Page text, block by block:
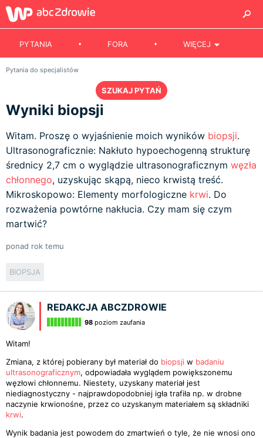
PYTANIA FORA WIĘCEJ
Pytania do specjalistów
SZUKAJ PYTAŃ
Wyniki biopsji
Witam. Proszę o wyjaśnienie moich wyników biopsji.
Ultrasonograficznie: Nakłuto hypoechogenną strukturę
średnicy 2,7 cm o wyglądzie ultrasonograficznym węzła
chłonnego, uzyskując skąpą, nieco krwistą treść.
Mikroskopowo: Elementy morfologiczne krwi. Do
rozważenia powtórne nakłucia. Czy mam się czym
martwić?
ponad rok temu
BIOPSJA
REDAKCJA ABCZDROWIE
98 poziom zaufania
Witam!
Zmiana, z której pobierany był materiał do biopsji w badaniu
ultrasonograficznym, odpowiadała wyglądem powiększonemu
węzłowi chłonnemu. Niestety, uzyskany materiał jest
niediagnostyczny - najprawdopodobniej igła trafiła np. w drobne
naczynie krwionośne, przez co uzyskanym materiałem są składniki
krwi.
Wynik badania jest powodem do zmartwień o tyle, że nie wnosi ono